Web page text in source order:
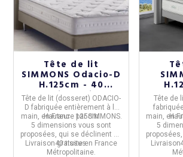
Tête de lit
SIMMONS Odacio-D
H.125cm - 40
coloris 5 tailles
Tête de lit (dosseret) ODACIO-
D fabriquée entièrement à la
main, enFrance parSIMMONS.
Hauteur : 125cm
5 dimensions vous sont
proposées, qui se déclinent en
40 tissus.
Livraison gratuite en France
Métropolitaine.
Tête de
main, en
5
Livraison